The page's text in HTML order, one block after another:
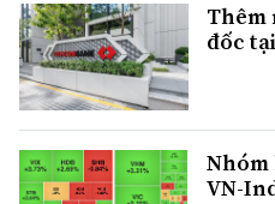
Thêm
đốc
Nhóm
VN-